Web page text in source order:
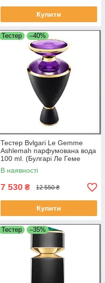
Купити
Тестер –40%
Тестер Bvlgari Le Gemme
Ashlemah парфумована вода
100 ml. (Булгарі Ле Геме
Асхлем)
В наявності
7 530 ₴ 12 550 ₴
Купити
Тестер –35%